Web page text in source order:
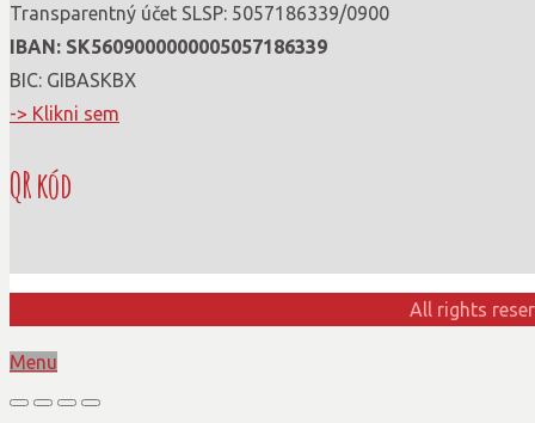
Transparentný účet SLSP: 5057186339/0900
IBAN: SK56090000000­05057186339
BIC: GIBASKBX
-> Klikni sem
QR kód
All rights
Menu